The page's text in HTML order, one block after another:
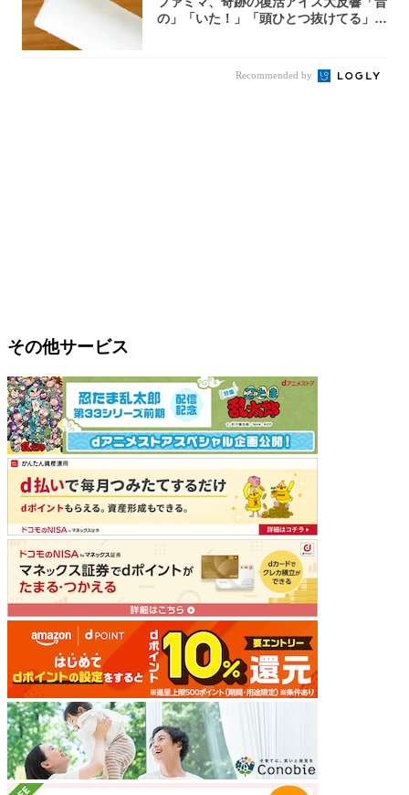
の」「いた！」「頭ひとつ抜けてる」
Recommended by
その他サービス